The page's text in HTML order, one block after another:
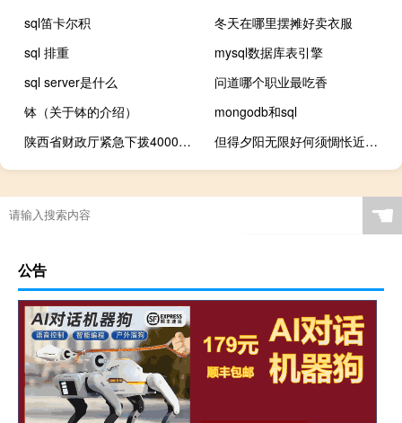
sql笛卡尔积
冬天在哪里摆摊好卖衣服
sql 排重
mysql数据库表引擎
sql server是什么
问道哪个职业最吃香
钵（关于钵的介绍）
mongodb和sql
陕西省财政厅紧急下拨4000万元支持防汛救灾
但得夕阳无限好何须惆怅近黄昏什么意思（但得夕阳无限好）
☚
公告